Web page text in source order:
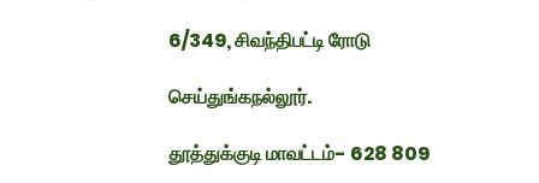
6/349, சிவந்திபட்டி ரோடு
செய்துங்கநல்லூர்.
தூத்துக்குடி மாவட்டம்- 628 809